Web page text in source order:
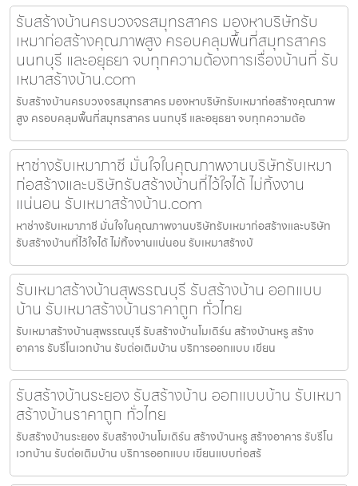
รับสร้างบ้านครบวงจรสมุทรสาคร มองหาบริษัทรับ
เหมาก่อสร้างคุณภาพสูง ครอบคลุมพื้นที่สมุทรสาคร
นนทบุรี และอยุธยา จบทุกความต้องการเรื่องบ้านที่ รับ
เหมาสร้างบ้าน.com
รับสร้างบ้านครบวงจรสมุทรสาคร มองหาบริษัทรับเหมาก่อสร้างคุณภาพ
สูง ครอบคลุมพื้นที่สมุทรสาคร นนทบุรี และอยุธยา จบทุกความต้อ
หาช่างรับเหมาภาชี มั่นใจในคุณภาพงานบริษัทรับเหมา
ก่อสร้างและบริษัทรับสร้างบ้านที่ไว้ใจได้ ไม่ทิ้งงาน
แน่นอน รับเหมาสร้างบ้าน.com
หาช่างรับเหมาภาชี มั่นใจในคุณภาพงานบริษัทรับเหมาก่อสร้างและบริษัท
รับสร้างบ้านที่ไว้ใจได้ ไม่ทิ้งงานแน่นอน รับเหมาสร้างบ้
รับเหมาสร้างบ้านสุพรรณบุรี รับสร้างบ้าน ออกแบบ
บ้าน รับเหมาสร้างบ้านราคาถูก ทั่วไทย
รับเหมาสร้างบ้านสุพรรณบุรี รับสร้างบ้านโมเดิร์น สร้างบ้านหรู สร้าง
อาคาร รับรีโนเวทบ้าน รับต่อเติมบ้าน บริการออกแบบ เขียน
รับสร้างบ้านระยอง รับสร้างบ้าน ออกแบบบ้าน รับเหมา
สร้างบ้านราคาถูก ทั่วไทย
รับสร้างบ้านระยอง รับสร้างบ้านโมเดิร์น สร้างบ้านหรู สร้างอาคาร รับรีโน
เวทบ้าน รับต่อเติมบ้าน บริการออกแบบ เขียนแบบก่อสร้